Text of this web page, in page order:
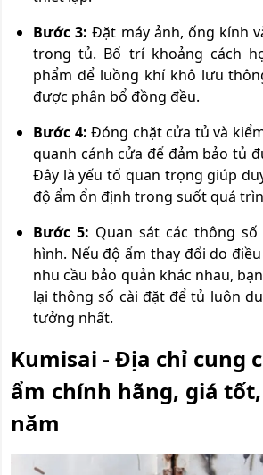
Bước 3:Đặt máy ảnh, ống kính
trong tủ. Bố trí khoảng cách
phẩm để luồng khí khô lưu
được phân bổ đồng đều.
Bước 4:Đóng chặt cửa tủ và
quanh cánh cửa để đảm bảo tủ
Đây là yếu tố quan trọng giúp
độ ẩm ổn định trong suốt quá
Bước 5: Quan sát các thông
hình. Nếu độ ẩm thay đổi do
nhu cầu bảo quản khác nhau,
lại thông số cài đặt để tủ luôn
tưởng nhất.
Kumisai - Địa chỉ cung
ẩm chính hãng, giá
năm